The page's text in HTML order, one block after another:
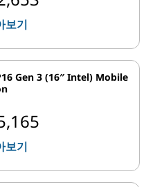
보기
Gen 3 (16″ Intel) Mobile
보기